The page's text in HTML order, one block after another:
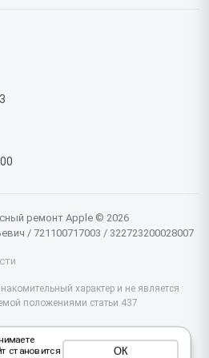
ремонт Apple © 2026
/ 721100717003 / 322723200028007
характер и не является
положениями статьи 437
и ремонте техники Apple, но не
Предоставляем
становится
ОК